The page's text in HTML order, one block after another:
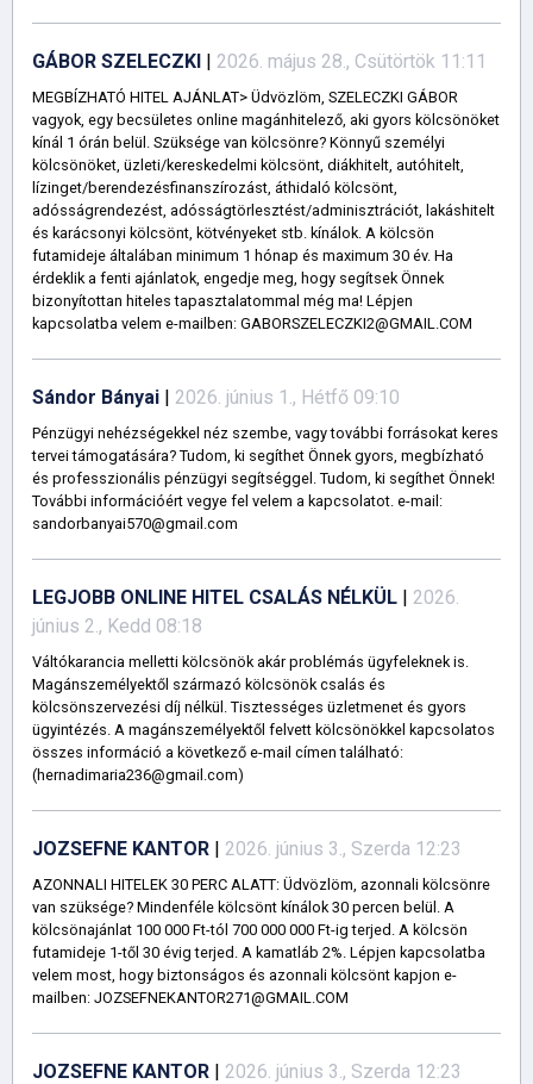
GÁBOR SZELECZKI | 2026. május 28., Csütörtök 11:11
MEGBÍZHATÓ HITEL AJÁNLAT> Üdvözlöm, SZELECZKI GÁBOR
vagyok, egy becsületes online magánhitelező, aki gyors kölcsönöket
kínál 1 órán belül. Szüksége van kölcsönre? Könnyű személyi
kölcsönöket, üzleti/kereskedelmi kölcsönt, diákhitelt, autóhitelt,
lízinget/berendezésfinanszírozást, áthidaló kölcsönt,
adósságrendezést, adósságtörlesztést/adminisztrációt, lakáshitelt
és karácsonyi kölcsönt, kötvényeket stb. kínálok. A kölcsön
futamideje általában minimum 1 hónap és maximum 30 év. Ha
érdeklik a fenti ajánlatok, engedje meg, hogy segítsek Önnek
bizonyítottan hiteles tapasztalatommal még ma! Lépjen
kapcsolatba velem e-mailben: GABORSZELECZKI2@GMAIL.COM
Sándor Bányai | 2026. június 1., Hétfő 09:10
Pénzügyi nehézségekkel néz szembe, vagy további forrásokat keres
tervei támogatására? Tudom, ki segíthet Önnek gyors, megbízható
és professzionális pénzügyi segítséggel. Tudom, ki segíthet Önnek!
További információért vegye fel velem a kapcsolatot. e-mail:
sandorbanyai570@gmail.com
LEGJOBB ONLINE HITEL CSALÁS NÉLKÜL | 2026.
június 2., Kedd 08:18
Váltókarancia melletti kölcsönök akár problémás ügyfeleknek is.
Magánszemélyektől származó kölcsönök csalás és
kölcsönszervezési díj nélkül. Tisztességes üzletmenet és gyors
ügyintézés. A magánszemélyektől felvett kölcsönökkel kapcsolatos
összes információ a következő e-mail címen található:
(hernadimaria236@gmail.com)
JOZSEFNE KANTOR | 2026. június 3., Szerda 12:23
AZONNALI HITELEK 30 PERC ALATT: Üdvözlöm, azonnali kölcsönre
van szüksége? Mindenféle kölcsönt kínálok 30 percen belül. A
kölcsönajánlat 100 000 Ft-tól 700 000 000 Ft-ig terjed. A kölcsön
futamideje 1-től 30 évig terjed. A kamatláb 2%. Lépjen kapcsolatba
velem most, hogy biztonságos és azonnali kölcsönt kapjon e-
mailben: JOZSEFNEKANTOR271@GMAIL.COM
JOZSEFNE KANTOR | 2026. június 3., Szerda 12:23